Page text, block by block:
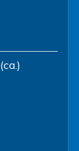
(ca.)